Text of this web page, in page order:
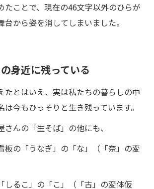
たことで、現在の46文字以外のひらが
台から姿を消してしまいました。
身近に残っている
たとはいえ、実は私たちの暮らしの中
は今もひっそりと生き残っています。
んの「生そば」の他にも、
板の「うなぎ」の「な」（「奈」の変
しるこ」の「こ」（「古」の変体仮